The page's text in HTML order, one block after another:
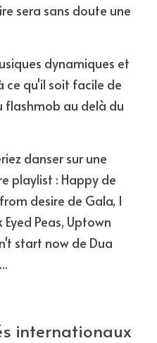
sera sans doute une
dynamiques et
ce qu'il soit facile de
flashmob au delà du
danser sur une
playlist : Happy de
desire de Gala, I
Peas, Uptown
start now de Dua
internationaux